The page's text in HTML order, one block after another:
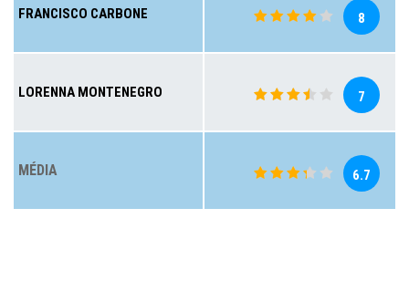
FRANCISCO CARBONE 8
LORENNA MONTENEGRO 7
MÉDIA 6.7